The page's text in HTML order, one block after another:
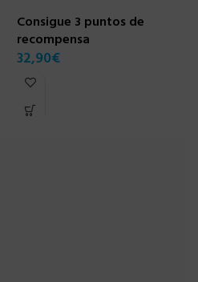
Consigue 3 puntos de
recompensa
32,90€